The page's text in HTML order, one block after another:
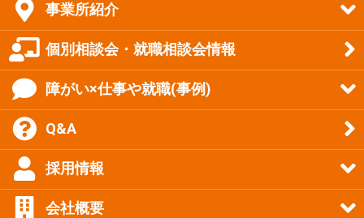
事業所紹介
個別相談会・就職相談会情報
障がい×仕事や就職(事例)
Q&A
採用情報
会社概要